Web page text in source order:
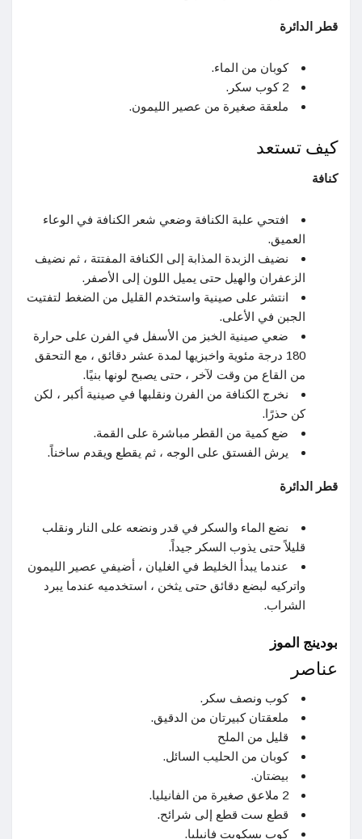
قطر الدائرة
كوبان من الماء.
2 كوب سكر.
ملعقة صغيرة من عصير الليمون.
كيف تستعد
كنافة
افتحي علبة الكنافة وضعي شعر الكنافة في الوعاء
العميق.
نضيف الزبدة المذابة إلى الكنافة المفتتة ، ثم نضيف
الزعفران والهيل حتى يميل اللون إلى الأصفر.
انتشر على صينية واستخدم القليل من الضغط لتفتيت
الجبن في الأعلى.
ضعي صينية الخبز من الأسفل في الفرن على حرارة
180 درجة مئوية واخبزيها لمدة عشر دقائق ، مع التحقق
من القاع من وقت لآخر ، حتى يصبح لونها بنيًا.
نخرج الكنافة من الفرن ونقلبها في صينية أكبر ، لكن
كن حذرًا.
ضع كمية من القطر مباشرة على القمة.
يرش الفستق على الوجه ، ثم يقطع ويقدم ساخناً.
قطر الدائرة
نضع الماء والسكر في قدر ونضعه على النار ونقلب
قليلاً حتى يذوب السكر جيداً.
عندما يبدأ الخليط في الغليان ، أضيفي عصير الليمون
واتركيه لبضع دقائق حتى يثخن ، استخدميه عندما يبرد
الشراب.
بودينج الموز
عناصر
كوب ونصف سكر.
ملعقتان كبيرتان من الدقيق.
قليل من الملح
كوبان من الحليب السائل.
بيضتان.
2 ملاعق صغيرة من الفانيليا.
قطع ست قطع إلى شرائح.
كوب بسكويت فانيليا.